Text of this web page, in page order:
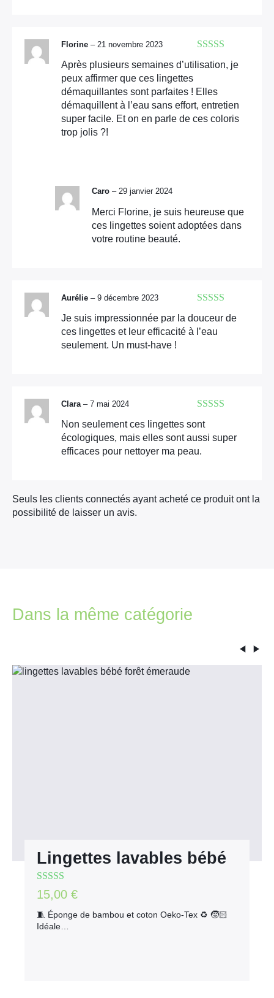
Note sur 5
Florine – 21 novembre 2023
Après plusieurs semaines d’utilisation, je
peux affirmer que ces lingettes
démaquillantes sont parfaites ! Elles
démaquillent à l’eau sans effort, entretien
super facile. Et on en parle de ces coloris
trop jolis ?!
Caro – 29 janvier 2024
Merci Florine, je suis heureuse que
ces lingettes soient adoptées dans
votre routine beauté.
sur 5
Aurélie – 9 décembre 2023
Je suis impressionnée par la douceur de
ces lingettes et leur efficacité à l’eau
seulement. Un must-have !
Clara – 7 mai 2024
Non seulement ces lingettes sont
écologiques, mais elles sont aussi super
efficaces pour nettoyer ma peau.
Seuls les clients connectés ayant acheté ce produit ont la
possibilité de laisser un avis.
Dans la même catégorie
Lingettes lavables bébé
Note5.00sur
5
15,00€
🧵 Éponge de bambou et coton Oeko-Tex ♻️ 🧒🏻
Idéale…